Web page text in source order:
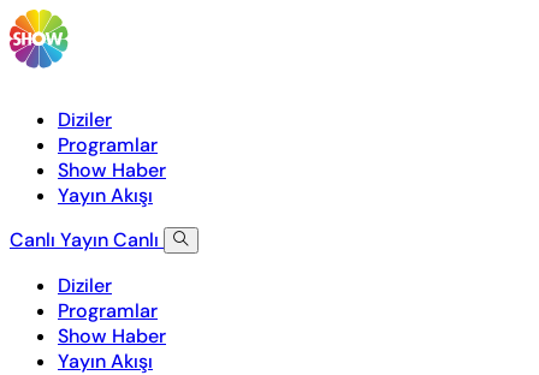
Diziler
Programlar
Show Haber
Yayın Akışı
Canlı YayınCanlı
Diziler
Programlar
Show Haber
Yayın Akışı